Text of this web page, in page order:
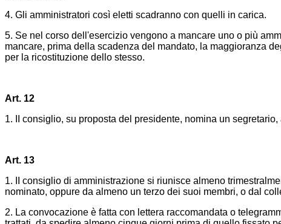
4. Gli amministratori così eletti scadranno con quelli in carica.
5. Se nel corso dell'esercizio vengono a mancare uno o più
mancare, prima della scadenza del mandato, la maggioranza
per la ricostituzione dello stesso.
Art. 12
1. II consiglio, su proposta del presidente, nomina un
Art. 13
1. II consiglio di amministrazione si riunisce almeno
nominato, oppure da almeno un terzo dei suoi membri, o dal
2. La convocazione è fatta con lettera raccomandata o